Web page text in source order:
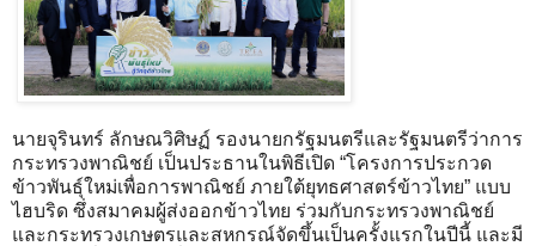
นายจุรินทร์ ลักษณวิศิษฏ์ รองนายกรัฐมนตรีและรัฐมนตรีว่าการ
กระทรวงพาณิชย์ เป็นประธานในพิธีเปิด “โครงการประกวด
ข้าวพันธุ์ใหม่เพื่อการพาณิชย์ ภายใต้ยุทธศาสตร์ข้าวไทย” แบบ
ไฮบริด ซึ่งสมาคมผู้ส่งออกข้าวไทย ร่วมกับกระทรวงพาณิชย์
และกระทรวงเกษตรและสหกรณ์จัดขึ้นเป็นครั้งแรกในปีนี้ และมี